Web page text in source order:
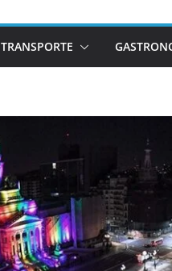
TRANSPORTE